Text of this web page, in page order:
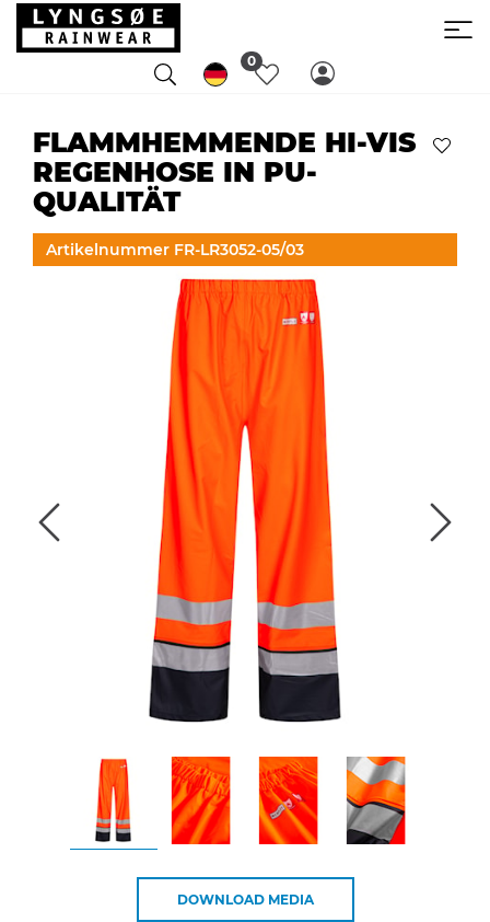
0
FLAMMHEMMENDE HI-VIS
REGENHOSE IN PU-
QUALITÄT
Artikelnummer FR-LR3052-05/03
DOWNLOAD MEDIA